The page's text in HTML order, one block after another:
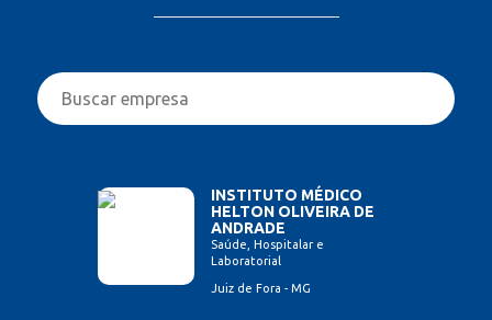
INSTITUTO MÉDICO
HELTON OLIVEIRA DE
ANDRADE
Saúde, Hospitalar e
Laboratorial
Juiz de Fora - MG